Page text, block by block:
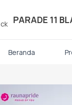
PARADE 11
Beranda
Kaos kaki